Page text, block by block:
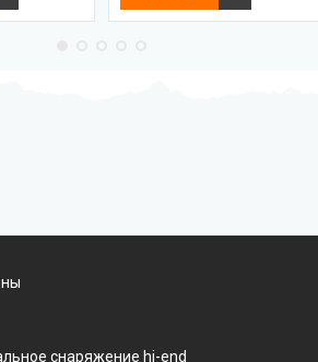
снаряжение hi-end